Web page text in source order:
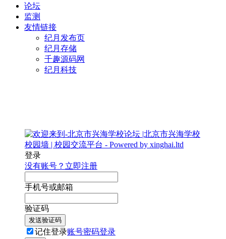
论坛
监测
友情链接
纪月发布页
纪月存储
千趣源码网
纪月科技
登录
没有账号？立即注册
手机号或邮箱
验证码
发送验证码
记住登录账号密码登录